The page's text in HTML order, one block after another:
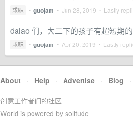
求职 • guojam • Jun 28, 2019 • Lastly
dalao 们，大二下的孩子有超短期
求职 • guojam • Apr 20, 2019 • Lastly
About · Help · Advertise · Blog ·
创意工作者们的社区
World is powered by solitude